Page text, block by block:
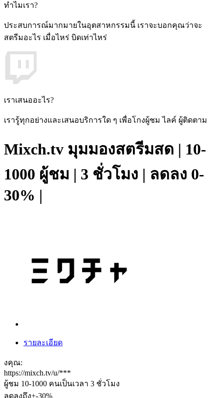
ทำไมเรา?
ประสบการณ์มากมายในอุตสาหกรรมนี้ เราจะบอกคุณว่าจะ
สตรีมอะไร เมื่อไหร่ บิดเท่าไหร่
เราเสนออะไร?
เรารู้ทุกอย่างและเสนอบริการใด ๆ เพื่อโกงผู้ชม ไลค์ ผู้ติดตาม
Mixch.tv มุมมองสตรีมสด | 10-
1000 ผู้ชม | 3 ชั่วโมง | ลดลง 0-
30% |
รายละเอียด
งคุณ:
https://mixch.tv/u/***
ผู้ชม 10-1000 คนเป็นเวลา 3 ชั่วโมง
ลดลงถึง+-30%